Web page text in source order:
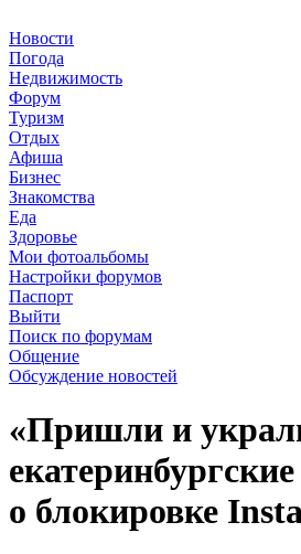
Новости
Погода
Недвижимость
Форум
Туризм
Отдых
Афиша
Бизнес
Знакомства
Еда
Здоровье
Мои фотоальбомы
Настройки форумов
Паспорт
Выйти
Поиск по форумам
Общение
Обсуждение новостей
«Пришли и
о блокировке